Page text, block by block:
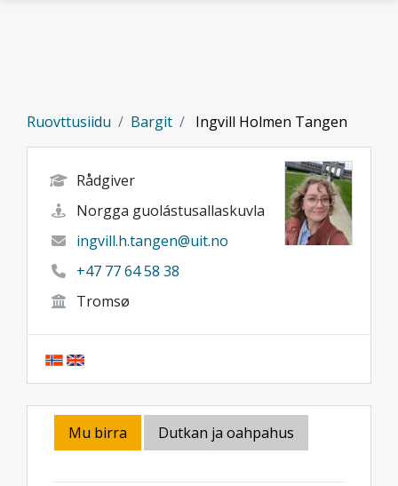
Ruovttusiidu Bargit Ingvill Holmen Tangen
Rådgiver
Norgga guolástusallaskuvla
ingvill.h.tangen@uit.no
+47 77 64 58 38
Tromsø
Mu birra Dutkan ja oahpahus